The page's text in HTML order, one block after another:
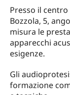
Presso il
Bozzola, 5,
misura le
apparecchi
esigenze.
Gli
formazione